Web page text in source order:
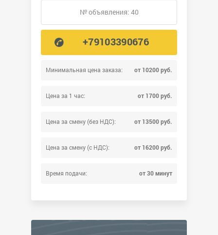
Минимальная цена заказа: от 10200 руб.
Цена за 1 час: от 1700 руб.
Цена за смену (без НДС): от 13500 руб.
Цена за смену (с НДС): от 16200 руб.
Время подачи: от 30 минут
№ объявления: 40
+79103390676